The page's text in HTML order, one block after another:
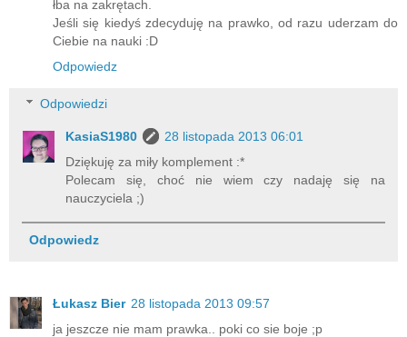
łba na zakrętach.
Jeśli się kiedyś zdecyduję na prawko, od razu uderzam do
Ciebie na nauki :D
Odpowiedz
Odpowiedzi
KasiaS1980
28 listopada 2013 06:01
Dziękuję za miły komplement :*
Polecam się, choć nie wiem czy nadaję się na
nauczyciela ;)
Odpowiedz
Łukasz Bier 28 listopada 2013 09:57
ja jeszcze nie mam prawka.. poki co sie boje ;p